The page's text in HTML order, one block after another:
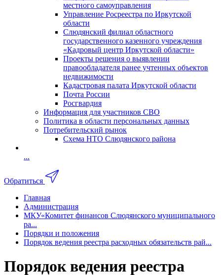
местного самоуправления
Управление Росреестра по Иркутской
области
Слюдянский филиал областного
государственного казенного учреждения
«Кадровый центр Иркутской области»
Проекты решения о выявлении
правообладателя ранее учтенных объектов
недвижимости
Кадастровая палата Иркутской области
Почта России
Росгвардия
Информация для участников СВО
Политика в области персональных данных
Потребительский рынок
Схема НТО Слюдянского района
...
Обратиться
Главная
Администрация
МКУ«Комитет финансов Слюдянского муниципального
ра...
Порядки и положения
Порядок ведения реестра расходных обязательств рай...
Порядок ведения реестра